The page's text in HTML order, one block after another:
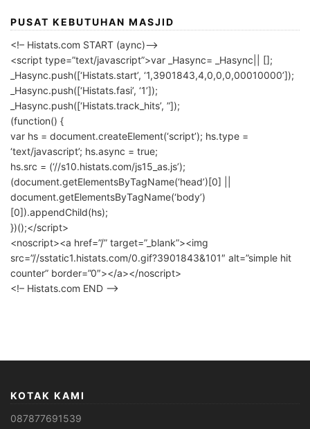
PUSAT KEBUTUHAN MASJID
<!– Histats.com START (aync)–>
<script type=”text/javascript”>var _Hasync= _Hasync|| [];
_Hasync.push([‘Histats.start’, ‘1,3901843,4,0,0,0,00010000’]);
_Hasync.push([‘Histats.fasi’, ‘1’]);
_Hasync.push([‘Histats.track_hits’, ”]);
(function() {
var hs = document.createElement(‘script’); hs.type =
‘text/javascript’; hs.async = true;
hs.src = (‘//s10.histats.com/js15_as.js’);
(document.getElementsByTagName(‘head’)[0] ||
document.getElementsByTagName(‘body’)
[0]).appendChild(hs);
})();</script>
<noscript><a href=”/” target=”_blank”><img
src=”//sstatic1.histats.com/0.gif?3901843&101″ alt=”simple hit
counter” border=”0″></a></noscript>
<!– Histats.com END –>
KOTAK KAMI
087877691539